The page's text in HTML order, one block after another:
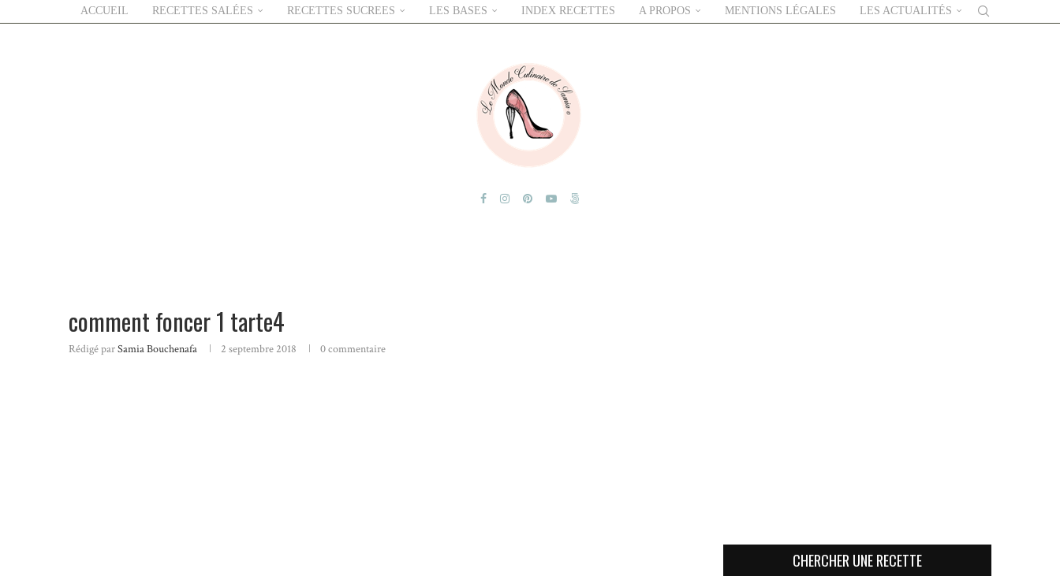
ACCUEIL RECETTES SALÉES RECETTES SUCREES LES BASES INDEX RECETTES A PROPOS MENTIONS LÉGALES LES ACTUALITÉS
comment foncer 1 tarte4
Rédigé parSamia Bouchenafa 2 septembre 2018 0 commentaire
CHERCHER UNE RECETTE